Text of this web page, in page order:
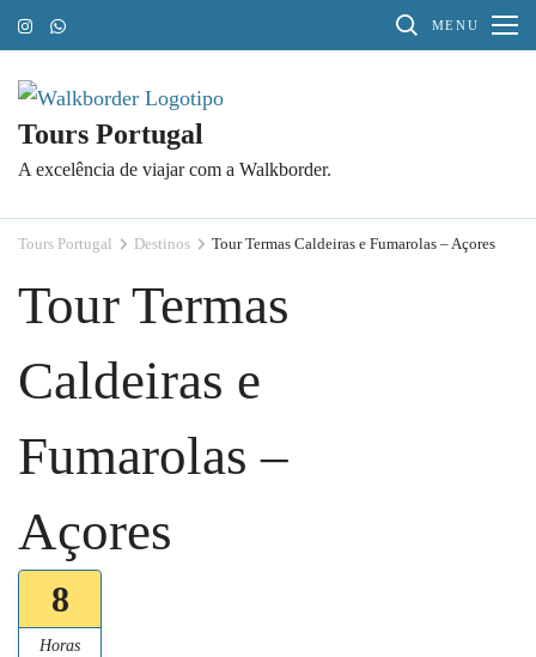
Pular
para
conteúdo
(Pressione
MENU
Tours Portugal
A excelência de viajar com a Walkborder.
Tours Portugal Destinos Tour Termas Caldeiras e Fumarolas – Açores
Tour Termas
Caldeiras e
Fumarolas –
Açores
8
Horas